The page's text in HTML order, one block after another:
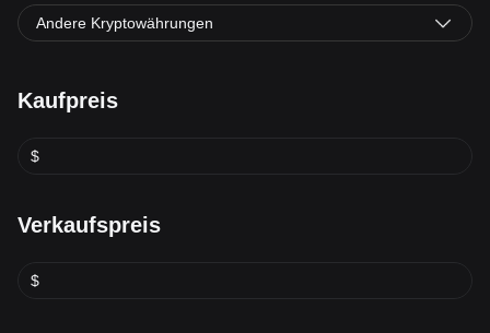
Andere Kryptowährungen
Kaufpreis
$
Verkaufspreis
$